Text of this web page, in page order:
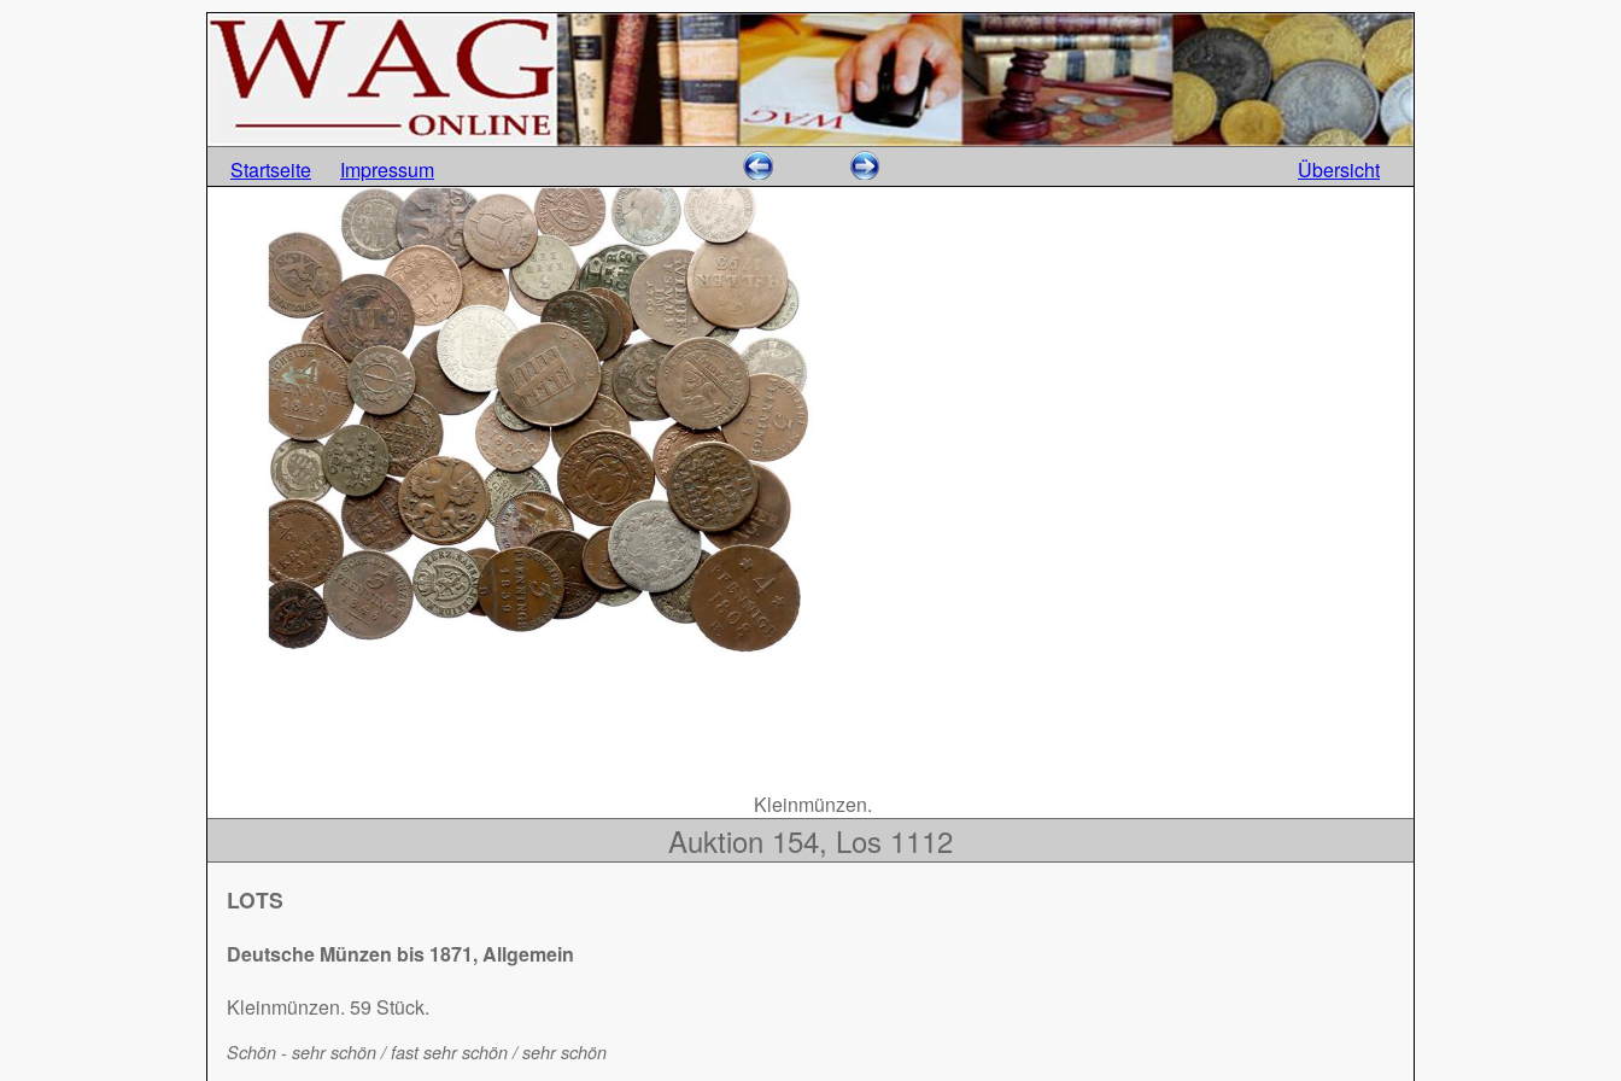
Startseite Impressum Übersicht
Kleinmünzen.
Auktion 154, Los 1112
LOTS
Deutsche Münzen bis 1871, Allgemein
Kleinmünzen. 59 Stück.
Schön - sehr schön / fast sehr schön / sehr schön